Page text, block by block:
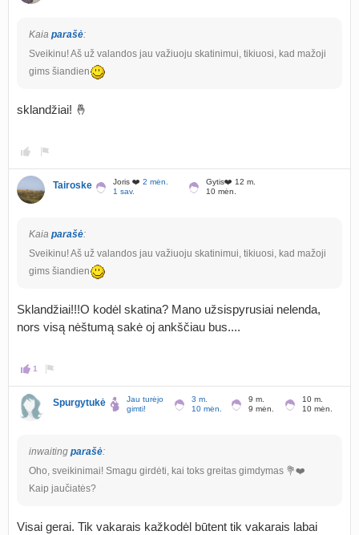
Kaia parašė:
Sveikinu! Aš už valandos jau važiuoju skatinimui, tikiuosi, kad mažoji
gims šiandien
sklandžiai! 🤞
Tairoske Joris ❤️ 2 mėn.
1 sav.
Gytis❤️ 12 m.
10 mėn.
Kaia parašė:
Sveikinu! Aš už valandos jau važiuoju skatinimui, tikiuosi, kad mažoji
gims šiandien
Sklandžiai!!!O kodėl skatina? Mano užsispyrusiai nelenda,
nors visą nėštumą sakė oj ankščiau bus....
1
Spurgytukė
Jau turėjo
gimti!
3 m.
10 mėn.
9 m.
9 mėn.
10 m.
10 mėn.
inwaiting parašė:
Oho, sveikinimai! Smagu girdėti, kai toks greitas gimdymas 💐❤️
Kaip jaučiatės?
Visai gerai. Tik vakarais kažkodėl būtent tik vakarais labai